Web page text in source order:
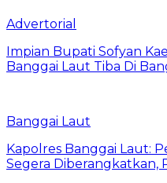
Advertorial
Impian Bupati Sofyan
Banggai Laut Tiba Di
Banggai Laut
Kapolres Banggai Laut:
Segera Diberangkatkan,